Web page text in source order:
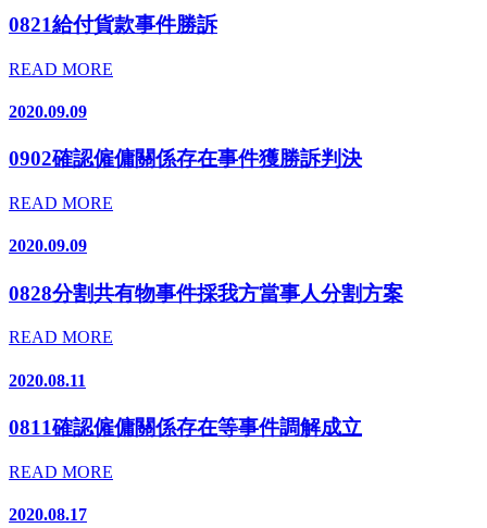
0821給付貨款事件勝訴
READ MORE
2020.09.09
0902確認僱傭關係存在事件獲勝訴判決
READ MORE
2020.09.09
0828分割共有物事件採我方當事人分割方案
READ MORE
2020.08.11
0811確認僱傭關係存在等事件調解成立
READ MORE
2020.08.17